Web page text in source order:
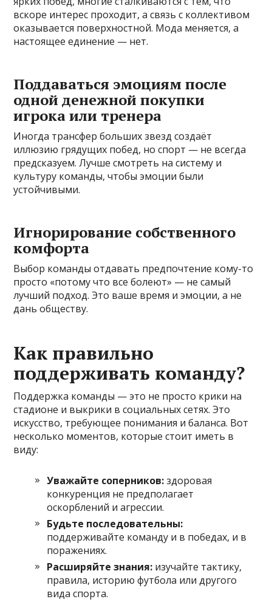
вскоре интерес проходит, а связь с коллективом
оказывается поверхностной. Мода меняется, а
настоящее единение — нет.
Поддаваться эмоциям после
одной денежной покупки
игрока или тренера
Иногда трансфер больших звезд создаёт
иллюзию грядущих побед, но спорт — не всегда
предсказуем. Лучше смотреть на систему и
культуру команды, чтобы эмоции были
устойчивыми.
Игнорирование собственного
комфорта
Выбор команды отдавать предпочтение кому-то
просто «потому что все болеют» — не самый
лучший подход. Это ваше время и эмоции, а не
дань обществу.
Как правильно
поддерживать команду?
Поддержка команды — это не просто крики на
стадионе и выкрики в социальных сетях. Это
искусство, требующее понимания и баланса. Вот
несколько моментов, которые стоит иметь в
виду:
Уважайте соперников:здоровая
конкуренция не предполагает
оскорблений и агрессии.
Будьте последовательны:
поддерживайте команду и в победах, и в
поражениях.
Расширяйте знания: изучайте тактику,
правила, историю футбола или другого
вида спорта.